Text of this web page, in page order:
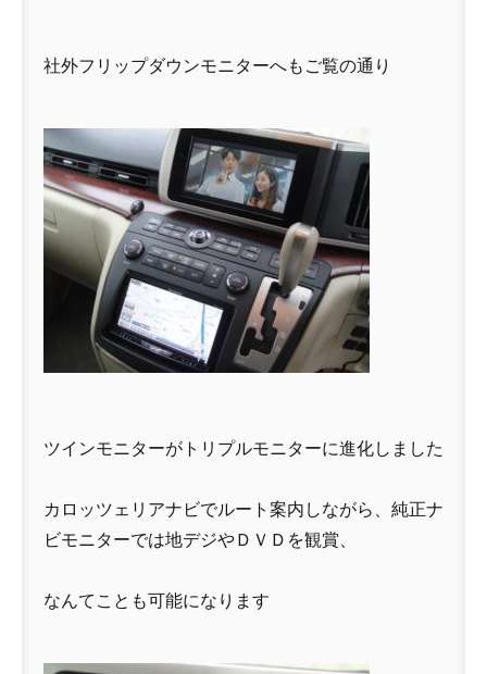
社外フリップダウンモニターへもご覧の通り
ツインモニターがトリプルモニターに進化しました
カロッツェリアナビでルート案内しながら、純正ナ
ビモニターでは地デジやＤＶＤを観賞、
なんてことも可能になります